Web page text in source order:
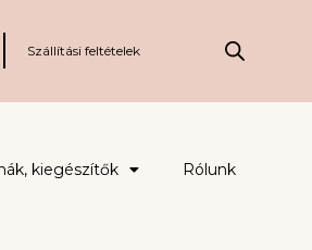
Szállítási feltételek
kiegészítők Rólunk